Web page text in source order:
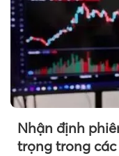
Nhận định
trọng trong